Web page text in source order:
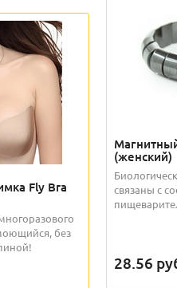
Fly Bra
без
(женский)
связаны с
28.56